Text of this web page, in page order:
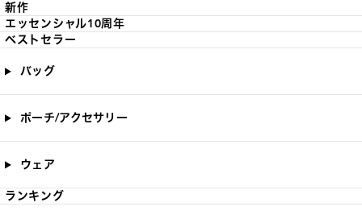
新作
エッセンシャル10周年
ベストセラー
バッグ
ポーチ/アクセサリー
ウェア
ランキング